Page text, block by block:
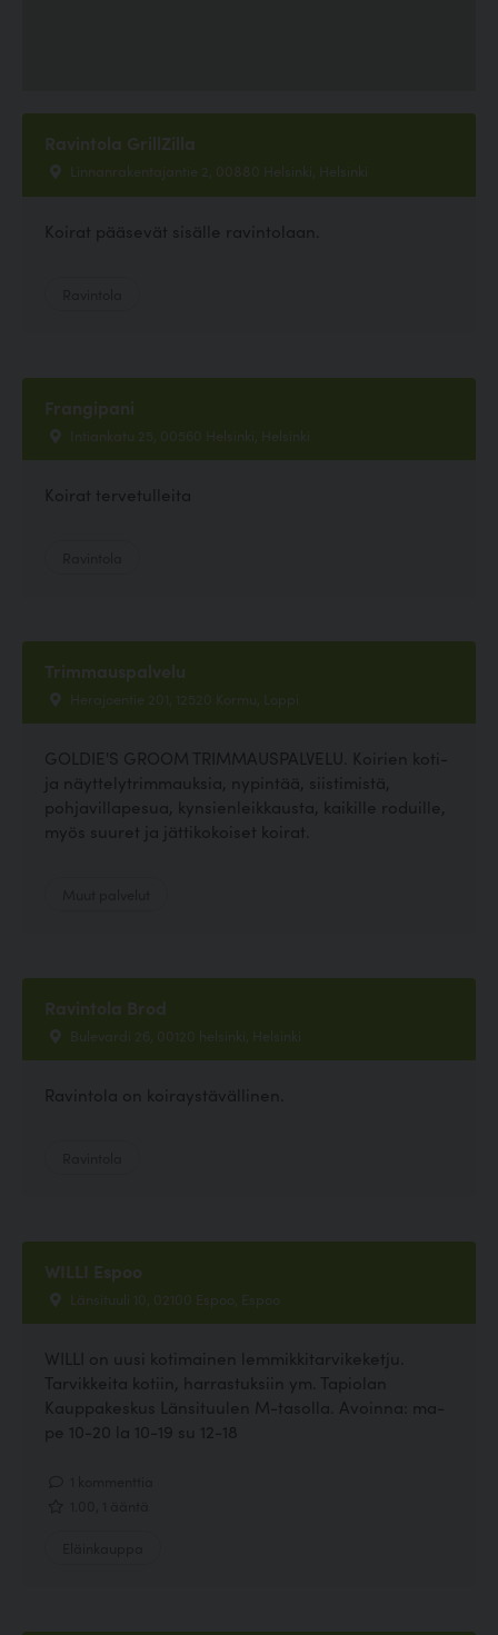
Ravintola GrillZilla
Linnanrakentajantie 2, 00880 Helsinki, Helsinki
Koirat pääsevät sisälle ravintolaan.
Frangipani
Intiankatu 25, 00560 Helsinki, Helsinki
Koirat tervetulleita
Trimmauspalvelu
Herajoentie 201, 12520 Kormu, Loppi
GOLDIE'S GROOM TRIMMAUSPALVELU. Koirien koti-
ja näyttelytrimmauksia, nypintää, siistimistä,
pohjavillapesua, kynsienleikkausta, kaikille roduille,
myös suuret ja jättikokoiset koirat.
Ravintola Brod
Bulevardi 26, 00120 helsinki, Helsinki
Ravintola on koiraystävällinen.
WILLI Espoo
Länsituuli 10, 02100 Espoo, Espoo
WILLI on uusi kotimainen lemmikkitarvikeketju.
Tarvikkeita kotiin, harrastuksiin ym. Tapiolan
Kauppakeskus Länsituulen M-tasolla. Avoinna: ma-
pe 10-20 la 10-19 su 12-18